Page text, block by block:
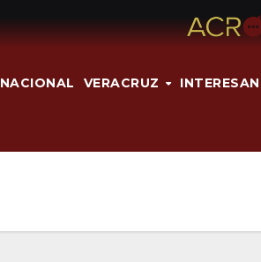
NACIONAL VERACRUZ